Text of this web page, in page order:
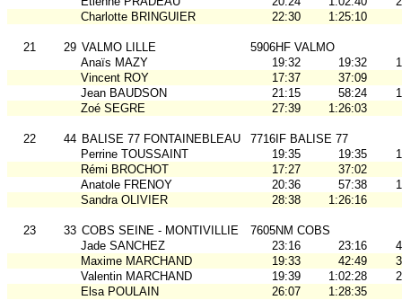
Charlotte BRINGUIER
22:30 1:25:10
21 29 VALMO LILLE
5906HF VALMO
Anaïs MAZY
19:32 19:32
Vincent ROY
17:37
37:09
Jean BAUDSON
21:15 58:24
Zoé SEGRE
27:39 1:26:03
22 44 BALISE 77 FONTAINEBLEAU
7716IF BALISE 77
Perrine TOUSSAINT
19:35 19:35
Rémi BROCHOT
17:27
37:02
Anatole FRENOY
20:36 57:38
Sandra OLIVIER
28:38 1:26:16
23 33 COBS SEINE - MONTIVILLIE
7605NM COBS
Jade SANCHEZ
23:16 23:16
Maxime MARCHAND
19:33 42:49
Valentin MARCHAND
19:39 1:02:28
Elsa POULAIN
26:07 1:28:35